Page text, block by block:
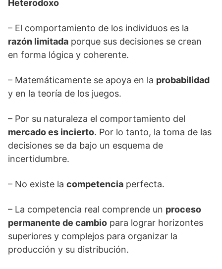
Heterodoxo
– El comportamiento de los individuos es la
razón limitada porque sus decisiones se crean
en forma lógica y coherente.
– Matemáticamente se apoya en la probabilidad
y en la teoría de los juegos.
– Por su naturaleza el comportamiento del
mercado es incierto. Por lo tanto, la toma de las
decisiones se da bajo un esquema de
incertidumbre.
– No existe la competencia perfecta.
– La competencia real comprende un proceso
permanente de cambio para lograr horizontes
superiores y complejos para organizar la
producción y su distribución.